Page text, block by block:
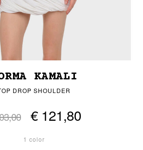
KAMALI
DROP SHOULDER
€ 121,80
1 color